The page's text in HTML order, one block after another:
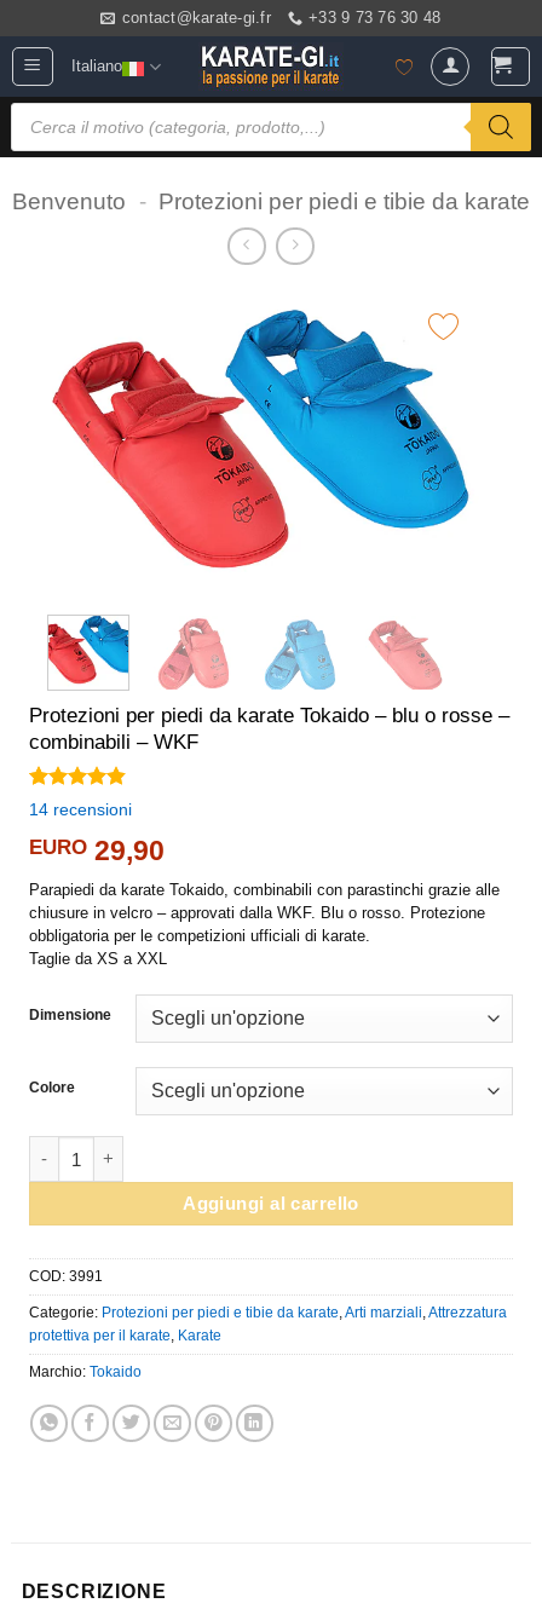
ai
contenuti
contact@karate-gi.fr +33 9 73 76 30 48
Italiano
Ricerca
prodotti
Benvenuto - Protezioni per piedi e tibie da karate
Protezioni per piedi da karate Tokaido – blu o rosse –
combinabili – WKF
Valutato
su base di
14
recensioni
14recensioni
EURO29,90
Parapiedi da karate Tokaido, combinabili con parastinchi grazie alle
chiusure in velcro – approvati dalla WKF. Blu o rosso. Protezione
obbligatoria per le competizioni ufficiali di karate.
Taglie da XS a XXL
Dimensione
Colore
Aggiungi al carrello
COD: 3991
Categorie: Protezioni per piedi e tibie da karate,Arti marziali,Attrezzatura
protettiva per il karate, Karate
Marchio: Tokaido
DESCRIZIONE